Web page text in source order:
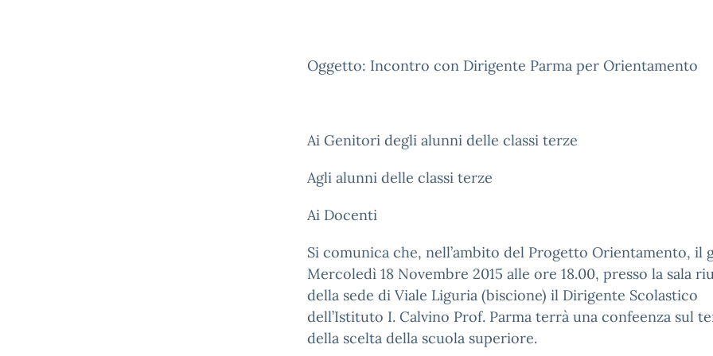
Oggetto: Incontro con Dirigente Parma per Orientamento
Ai Genitori degli alunni delle classi terze
Agli alunni delle classi terze
Ai Docenti
Si comunica che, nell’ambito del Progetto Orientamento, il
Mercoledì 18 Novembre 2015 alle ore 18.00, presso la sala
della sede di Viale Liguria (biscione) il Dirigente Scolastico
dell’Istituto I. Calvino Prof. Parma terrà una confeenza sul
della scelta della scuola superiore.